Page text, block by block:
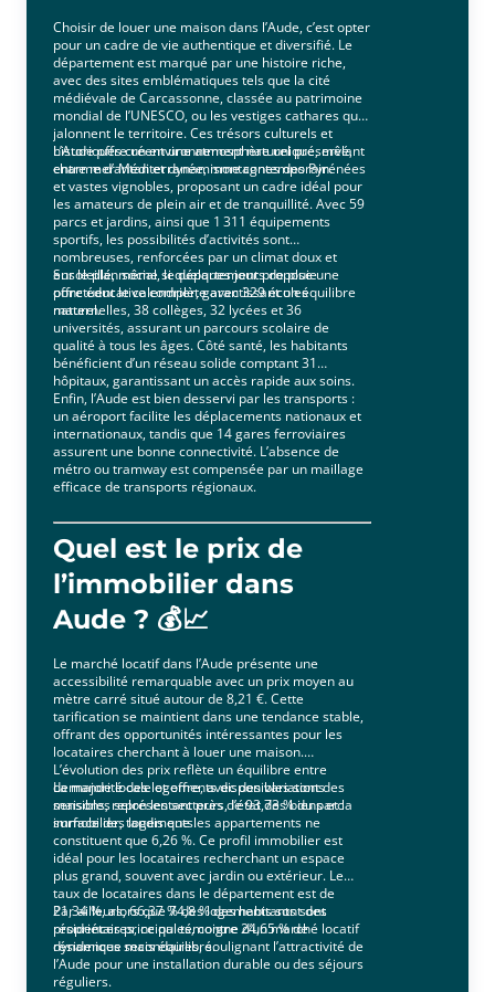
Choisir de louer une maison dans l’Aude, c’est opter
pour un cadre de vie authentique et diversifié. Le
département est marqué par une histoire riche,
avec des sites emblématiques tels que la cité
médiévale de Carcassonne, classée au patrimoine
mondial de l’UNESCO, ou les vestiges cathares qui
jalonnent le territoire. Ces trésors culturels et
historiques créent une atmosphère unique, mêlant
charme d’antan et dynamisme contemporain.
L’Aude offre un environnement naturel préservé,
entre mer Méditerranée, montagnes des Pyrénées
et vastes vignobles, proposant un cadre idéal pour
les amateurs de plein air et de tranquillité. Avec 59
parcs et jardins, ainsi que 1 311 équipements
sportifs, les possibilités d’activités sont
nombreuses, renforcées par un climat doux et
ensoleillé, même si quelques jours de pluie
ponctuent le calendrier, garantissant un équilibre
naturel.
Sur le plan social, le département propose une
offre éducative complète avec 329 écoles
maternelles, 38 collèges, 32 lycées et 36
universités, assurant un parcours scolaire de
qualité à tous les âges. Côté santé, les habitants
bénéficient d’un réseau solide comptant 31
hôpitaux, garantissant un accès rapide aux soins.
Enfin, l’Aude est bien desservi par les transports :
un aéroport facilite les déplacements nationaux et
internationaux, tandis que 14 gares ferroviaires
assurent une bonne connectivité. L’absence de
métro ou tramway est compensée par un maillage
efficace de transports régionaux.
Quel est le prix de
l’immobilier dans
Aude ? 💰📈
Le marché locatif dans l’Aude présente une
accessibilité remarquable avec un prix moyen au
mètre carré situé autour de 8,21 €. Cette
tarification se maintient dans une tendance stable,
offrant des opportunités intéressantes pour les
locataires cherchant à louer une maison.
L’évolution des prix reflète un équilibre entre
demande locale et offre, avec des variations
sensibles selon les secteurs, l’état des biens et la
surface des logements.
La majorité des logements disponibles sont des
maisons, représentant près de 93,73 % du parc
immobilier, tandis que les appartements ne
constituent que 6,26 %. Ce profil immobilier est
idéal pour les locataires recherchant un espace
plus grand, souvent avec jardin ou extérieur. Le
taux de locataires dans le département est de
21,34 %, alors que 74,8 % des habitants sont
propriétaires, ce qui témoigne d’un marché locatif
dynamique mais équilibré.
Par ailleurs, 66,37 % des logements sont des
résidences principales, contre 24,65 % de
résidences secondaires, soulignant l’attractivité de
l’Aude pour une installation durable ou des séjours
réguliers.